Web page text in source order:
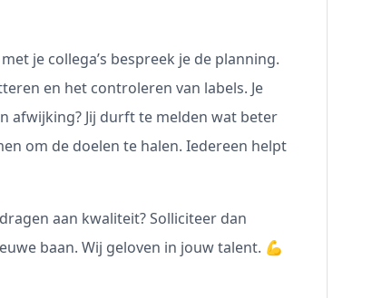
je collega’s bespreek je de planning.
en het controleren van labels. Je
afwijking? Jij durft te melden wat beter
om de doelen te halen. Iedereen helpt
aan kwaliteit? Solliciteer dan
baan. Wij geloven in jouw talent. 💪